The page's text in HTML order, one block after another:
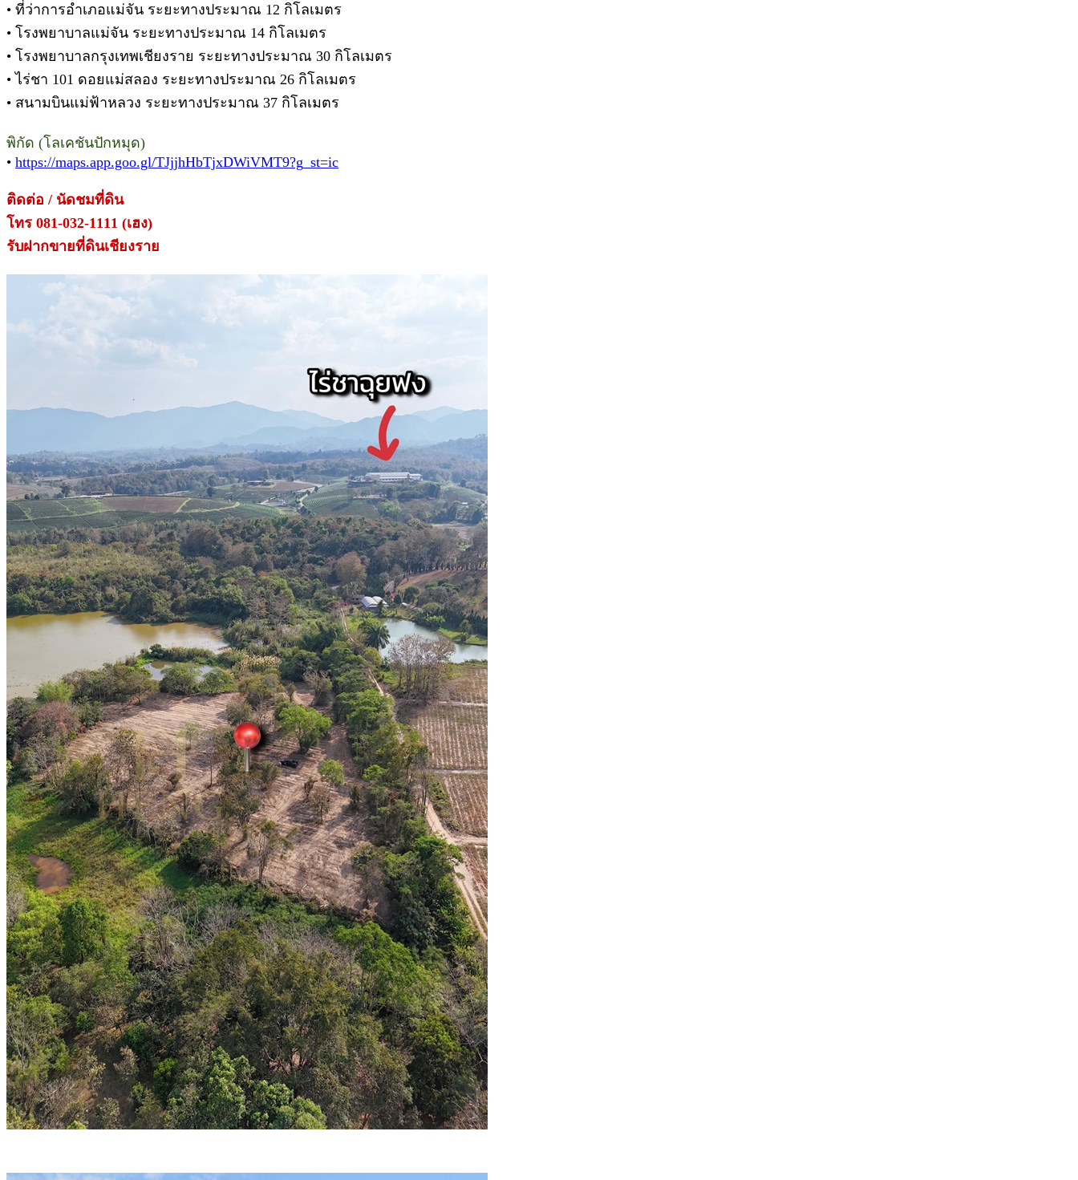
• ที่ว่าการอำเภอแม่จัน ระยะทางประมาณ 12 กิโลเมตร
• โรงพยาบาลแม่จัน ระยะทางประมาณ 14 กิโลเมตร
• โรงพยาบาลกรุงเทพเชียงราย ระยะทางประมาณ 30 กิโลเมตร
• ไร่ชา 101 ดอยแม่สลอง ระยะทางประมาณ 26 กิโลเมตร
• สนามบินแม่ฟ้าหลวง ระยะทางประมาณ 37 กิโลเมตร
พิกัด (โลเคชันปักหมุด)
• https://maps.app.goo.gl/TJjjhHbTjxDWiVMT9?g_st=ic
ติดต่อ / นัดชมที่ดิน
โทร 081-032-1111 (เฮง)
รับฝากขายที่ดินเชียงราย